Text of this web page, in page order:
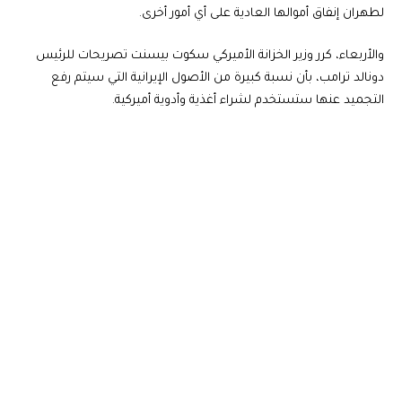
لطهران إنفاق أموالها العادية على أي أمور أخرى.
والأربعاء، كرر وزير الخزانة الأميركي سكوت بيسنت تصريحات للرئيس
دونالد ترامب، بأن نسبة كبيرة من الأصول الإيرانية التي سيتم رفع
التجميد عنها ستستخدم لشراء أغذية وأدوية أميركية.